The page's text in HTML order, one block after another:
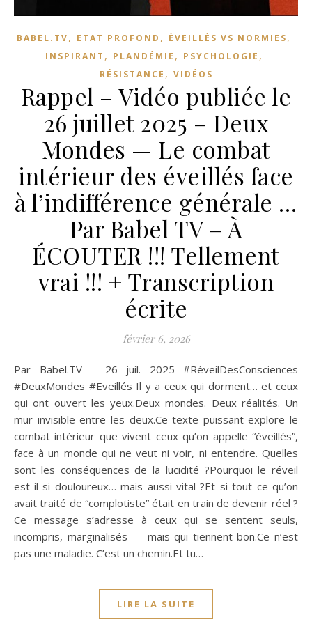
BABEL.TV, ETAT PROFOND , ÉVEILLÉS VS NORMIES,
INSPIRANT , PLANDÉMIE , PSYCHOLOGIE ,
RÉSISTANCE , VIDÉOS
Rappel – Vidéo publiée le
26 juillet 2025 – Deux
Mondes — Le combat
intérieur des éveillés face
à l’indifférence générale …
Par Babel TV – À
ÉCOUTER !!! Tellement
vrai !!! + Transcription
écrite
février 6, 2026
Par Babel.TV – 26 juil. 2025 #RéveilDesConsciences
#DeuxMondes #Eveillés Il y a ceux qui dorment… et ceux
qui ont ouvert les yeux.Deux mondes. Deux réalités. Un
mur invisible entre les deux.Ce texte puissant explore le
combat intérieur que vivent ceux qu’on appelle “éveillés”,
face à un monde qui ne veut ni voir, ni entendre. Quelles
sont les conséquences de la lucidité ?Pourquoi le réveil
est-il si douloureux… mais aussi vital ?Et si tout ce qu’on
avait traité de “complotiste” était en train de devenir réel ?
Ce message s’adresse à ceux qui se sentent seuls,
incompris, marginalisés — mais qui tiennent bon.Ce n’est
pas une maladie. C’est un chemin.Et tu…
LIRE LA SUITE